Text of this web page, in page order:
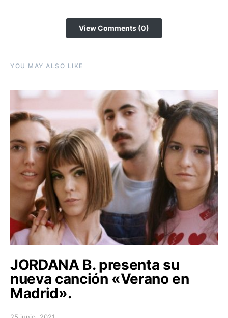
View Comments (0)
YOU MAY ALSO LIKE
JORDANA B. presenta su
nueva canción «Verano en
Madrid».